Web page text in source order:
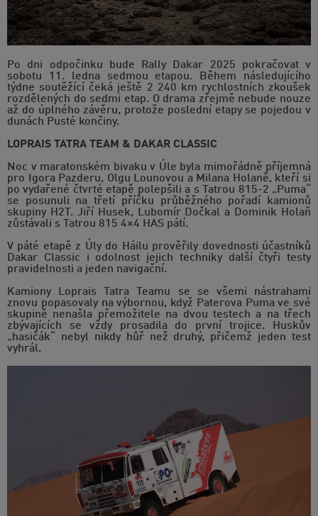
Po dni odpočinku bude Rally Dakar 2025 pokračovat v
sobotu 11. ledna sedmou etapou. Během následujícího
týdne soutěžící čeká ještě 2 240 km rychlostních zkoušek
rozdělených do sedmi etap. O drama zřejmě nebude nouze
až do úplného závěru, protože poslední etapy se pojedou v
dunách Pusté končiny.
LOPRAIS TATRA TEAM & DAKAR CLASSIC
Noc v maratonském bivaku v Úle byla mimořádně příjemná
pro Igora Pazderu, Olgu Lounovou a Milana Holaně, kteří si
po vydařené čtvrté etapě polepšili a s Tatrou 815-2 „Puma“
se posunuli na třetí příčku průběžného pořadí kamionů
skupiny H2T. Jiří Husek, Lubomír Dočkal a Dominik Holaň
zůstávali s Tatrou 815 4×4 HAS pátí.
V páté etapě z Úly do Háilu prověřily dovednosti účastníků
Dakar Classic i odolnost jejich techniky další čtyři testy
pravidelnosti a jeden navigační.
Kamiony Loprais Tatra Teamu se se všemi nástrahami
znovu popasovaly na výbornou, když Paterova Puma ve své
skupině nenašla přemožitele na dvou testech a na třech
zbývajících se vždy prosadila do první trojice. Huskův
„hasičák“ nebyl nikdy hůř než druhý, přičemž jeden test
vyhrál.